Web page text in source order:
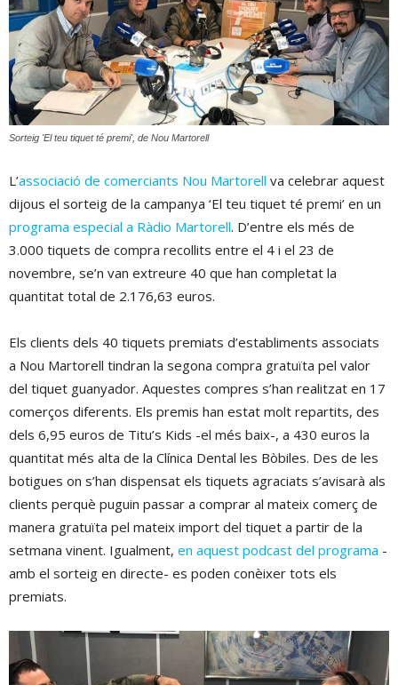
Sorteig 'El teu tiquet té premi', de Nou Martorell
L’associació de comerciants Nou Martorell va celebrar aquest
dijous el sorteig de la campanya ‘El teu tiquet té premi’ en un
programa especial a Ràdio Martorell. D’entre els més de
3.000 tiquets de compra recollits entre el 4 i el 23 de
novembre, se’n van extreure 40 que han completat la
quantitat total de 2.176,63 euros.
Els clients dels 40 tiquets premiats d’establiments associats
a Nou Martorell tindran la segona compra gratuïta pel valor
del tiquet guanyador. Aquestes compres s’han realitzat en 17
comerços diferents. Els premis han estat molt repartits, des
dels 6,95 euros de Titu’s Kids -el més baix-, a 430 euros la
quantitat més alta de la Clínica Dental les Bòbiles. Des de les
botigues on s’han dispensat els tiquets agraciats s’avisarà als
clients perquè puguin passar a comprar al mateix comerç de
manera gratuïta pel mateix import del tiquet a partir de la
setmana vinent. Igualment, en aquest podcast del programa -
amb el sorteig en directe- es poden conèixer tots els
premiats.